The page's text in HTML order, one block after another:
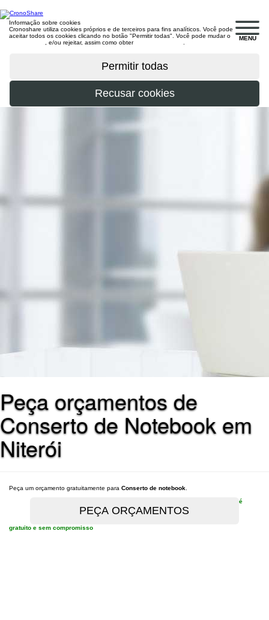
MENU
Informação sobre cookies
Cronoshare utiliza cookies próprios e de terceiros para fins analíticos. Você pode
aceitar todos os cookies clicando no botão "Permitir todas". Você pode mudar o
, e/ou rejeitar, assim como obter
Peça orçamentos de
Conserto de Notebook em
Niterói
Peça um orçamento gratuitamente para Conserto de notebook
é
gratuito e sem compromisso